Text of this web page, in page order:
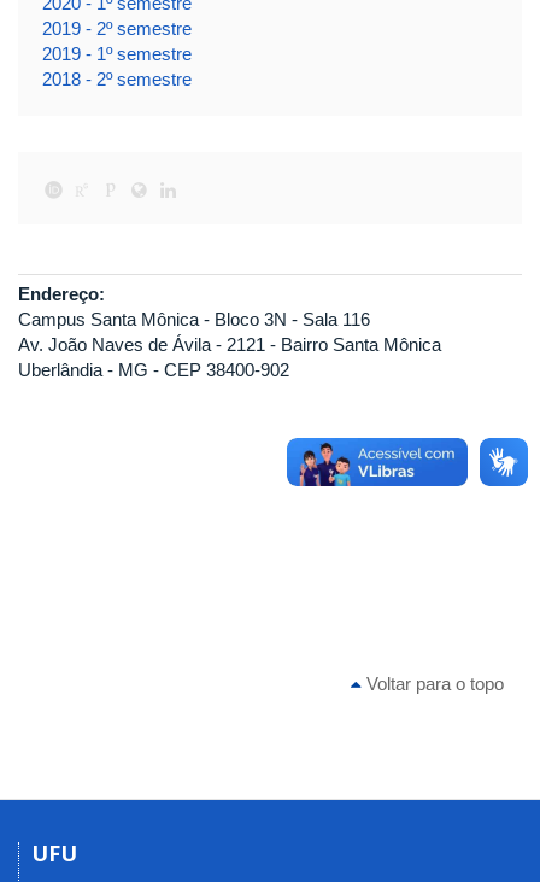
2019 - 2º semestre
2019 - 1º semestre
2018 - 2º semestre
Endereço:
Campus Santa Mônica - Bloco 3N - Sala 116
Av. João Naves de Ávila - 2121 - Bairro Santa Mônica
Uberlândia - MG - CEP 38400-902
Voltar para o topo
UFU